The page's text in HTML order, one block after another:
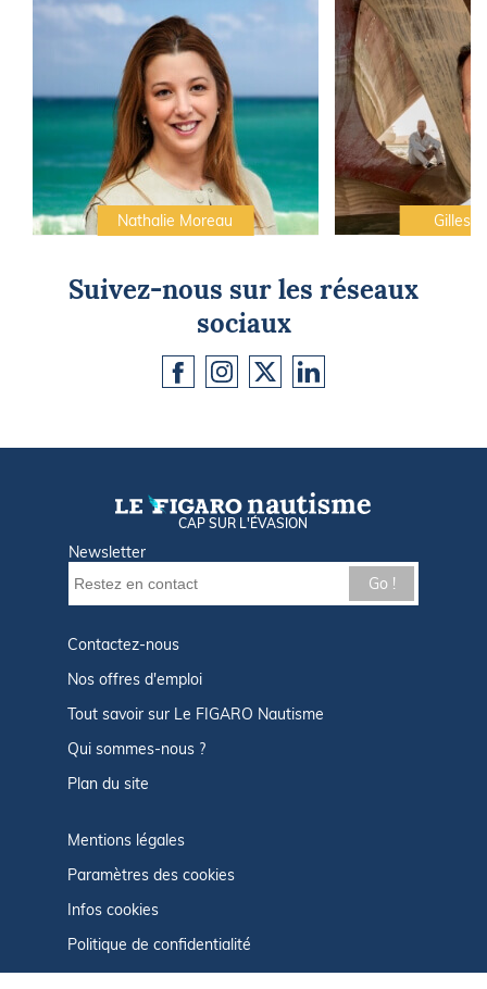
Nathalie Moreau Gilles
Suivez-nous sur les réseaux
sociaux
CAP SUR L'ÉVASION
Newsletter
Go !
Contactez-nous
Nos offres d'emploi
Tout savoir sur Le FIGARO Nautisme
Qui sommes-nous ?
Plan du site
Mentions légales
Paramètres des cookies
Infos cookies
Politique de confidentialité
CGU